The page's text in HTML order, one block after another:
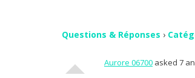
Questions & Réponses ›
Aurore 06700 asked 7